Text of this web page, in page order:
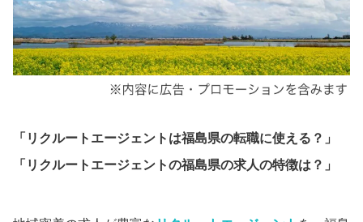
「リクルートエージェントは福島県の転職に使える？」
「リクルートエージェントの福島県の求人の特徴は？」